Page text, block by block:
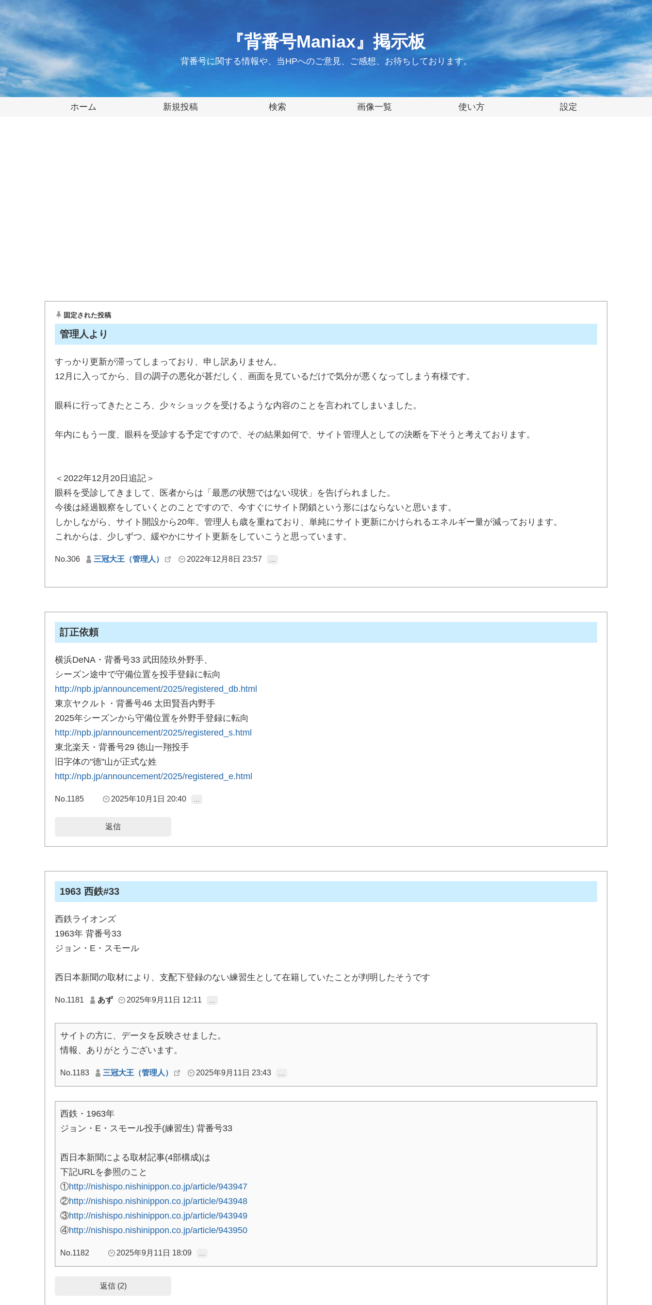
『背番号Maniax』掲示板
背番号に関する情報や、当HPへのご意見、ご感想、お待ちしております。
ホーム 新規投稿 検索 画像一覧 使い方 設定
固定された投稿
管理人より
すっかり更新が滞ってしまっており、申し訳ありません。
12月に入ってから、目の調子の悪化が甚だしく、画面を見ているだけで気分が悪くなってしまう有様です。
眼科に行ってきたところ、少々ショックを受けるような内容のことを言われてしまいました。
年内にもう一度、眼科を受診する予定ですので、その結果如何で、サイト管理人としての決断を下そうと考えております。
＜2022年12月20日追記＞
眼科を受診してきまして、医者からは「最悪の状態ではない現状」を告げられました。
今後は経過観察をしていくとのことですので、今すぐにサイト閉鎖という形にはならないと思います。
しかしながら、サイト開設から20年。管理人も歳を重ねており、単純にサイト更新にかけられるエネルギー量が減っております。
これからは、少しずつ、緩やかにサイト更新をしていこうと思っています。
No.306 三冠大王（管理人） 2022年12月8日 23:57
訂正依頼
横浜DeNA・背番号33 武田陸玖外野手、
シーズン途中で守備位置を投手登録に転向
http://npb.jp/announcement/2025/registered_db.html
東京ヤクルト・背番号46 太田賢吾内野手
2025年シーズンから守備位置を外野手登録に転向
http://npb.jp/announcement/2025/registered_s.html
東北楽天・背番号29 徳山一翔投手
旧字体の"德"山が正式な姓
http://npb.jp/announcement/2025/registered_e.html
No.1185 2025年10月1日 20:40
返信
1963 西鉄#33
西鉄ライオンズ
1963年 背番号33
ジョン・E・スモール
西日本新聞の取材により、支配下登録のない練習生として在籍していたことが判明したそうです
No.1181 あず 2025年9月11日 12:11
サイトの方に、データを反映させました。
情報、ありがとうございます。
No.1183 三冠大王（管理人） 2025年9月11日 23:43
西鉄・1963年
ジョン・E・スモール投手(練習生) 背番号33
西日本新聞による取材記事(4部構成)は
下記URLを参照のこと
①http://nishispo.nishinippon.co.jp/article/943947
②http://nishispo.nishinippon.co.jp/article/943948
③http://nishispo.nishinippon.co.jp/article/943949
④http://nishispo.nishinippon.co.jp/article/943950
No.1182 2025年9月11日 18:09
返信 (2)